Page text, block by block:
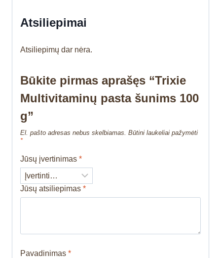
Atsiliepimai
Atsiliepimų dar nėra.
Būkite pirmas aprašęs “Trixie
Multivitaminų pasta šunims 100
g”
El. pašto adresas nebus skelbiamas. Būtini laukeliai pažymėti
*
Jūsų įvertinimas *
Jūsų atsiliepimas *
Pavadinimas *